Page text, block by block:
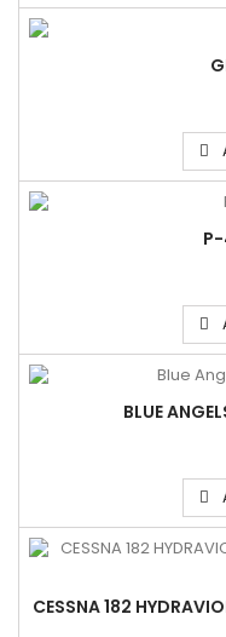
BLUE
CESSNA 182